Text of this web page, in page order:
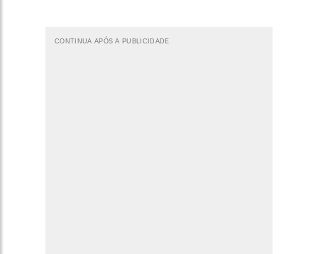
CONTINUA APÓS A PUBLICIDADE